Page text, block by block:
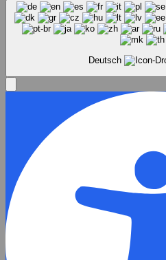
Deutsch